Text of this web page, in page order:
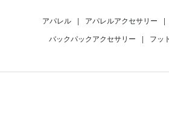
アパレル | アパレルアクセサリー |
バックパックアクセサリー
| フッ